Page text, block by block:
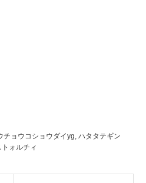
チョウコショウダイyg, ハタタテギン
ォルチィ